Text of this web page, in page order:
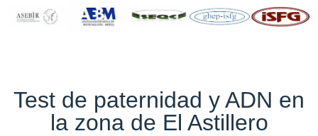
Test de paternidad y ADN en
la zona de El Astillero